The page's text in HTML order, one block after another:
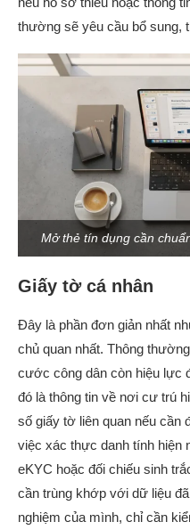
thường sẽ yêu cầu bổ sung,
Mở thẻ tín dụng cần
Giấy tờ cá nhân
Đây là phần đơn giản nhất
chủ quan nhất. Thông
cước công dân còn hiệu lực
đó là thông tin về nơi cư trú
số giấy tờ liên quan nếu cần
việc xác thực danh tính hiện
eKYC hoặc đối chiếu sinh
cần trùng khớp với dữ liệu
nghiệm của mình, chỉ cần